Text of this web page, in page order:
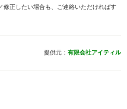
修正したい場合も、ご連絡いただければす
提供元： 有限会社アイティル